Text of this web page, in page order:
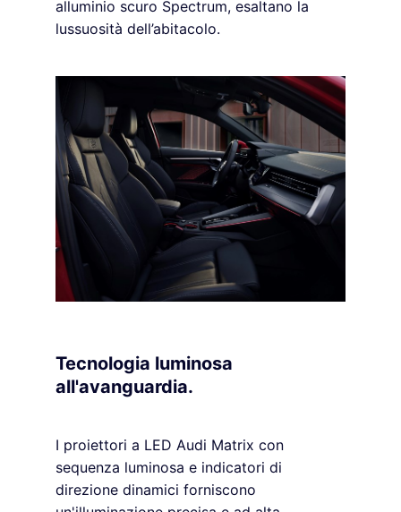
alluminio scuro Spectrum, esaltano la
lussuosità dell’abitacolo.
Tecnologia luminosa
all'avanguardia.
I proiettori a LED Audi Matrix con
sequenza luminosa e indicatori di
direzione dinamici forniscono